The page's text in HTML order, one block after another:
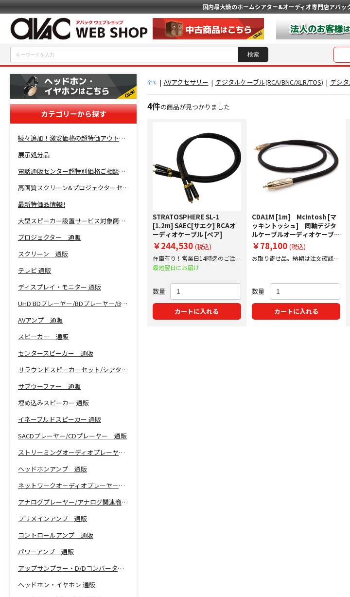
国内最大級のホームシアター&オーディオ専門店アバッ
カテゴリーから探す
続々追加！激安価格の超特価アウトレットセール開催！
展示処分品
電話通販センター超特別価格ご相談コーナー！
高画質スクリーン&プロジェクターセット超特価！
最新特価品情報!!
大型スピーカー設置サービス対象商品！
プロジェクター 通販
スクリーン 通販
テレビ 通販
ディスプレイ・モニター 通販
UHD BDプレーヤー/BDプレーヤー/BDレコーダー 通販
AVアンプ 通販
スピーカー 通販
センタースピーカー 通販
サラウンドスピーカーセット/シアターバー 通販
サブウーファー 通販
埋め込みスピーカー 通販
イネーブルドスピーカー 通販
SACDプレーヤー/CDプレーヤー 通販
ストリーミングオーディオプレーヤー 通販
ヘッドホンアンプ 通販
ネットワークオーディオプレーヤー 通販
アナログプレーヤー/アナログ関連商品 通販
プリメインアンプ 通販
コントロールアンプ 通販
パワーアンプ 通販
アップサンプラー・D/Dコンバーター 通販
ヘッドホン・イヤホン 通販
全て | AVアクセサリー | デジタルケーブル(RCA/BNC/XLR/TOS) | デジ
4件の商品が見つかりました
STRATOSPHERE SL-1
[1.2m] SAEC[サエク] RCAオ
ーディオケーブル [ペア]
￥244,530 (税込)
在庫有り！営業日14時迄のご注文
で即日出荷！
最短翌日にお届け
数量
カートに入れる
CDA1M [1m] McIntosh [マ
ッキントッシュ] 同軸デジタ
ルケーブルオーディオケーブ
ル (1本)
￥78,100 (税込)
お取り寄せ品。納期は注文確認後
数量
カートに入れる